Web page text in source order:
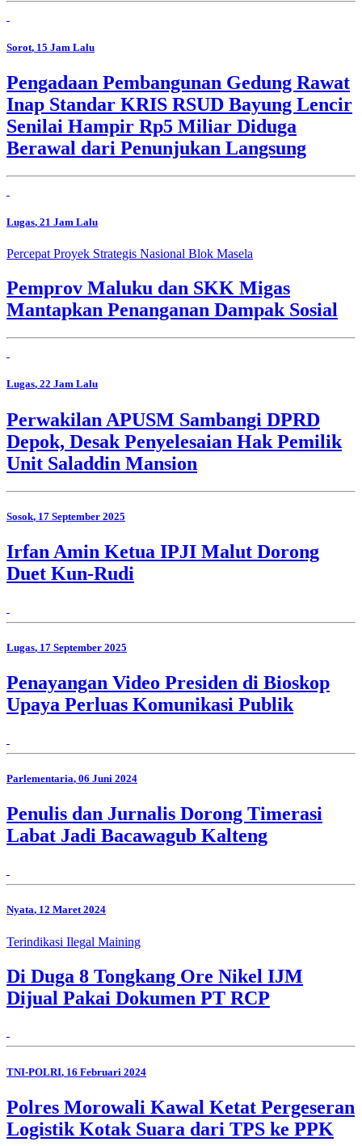
Sorot, 15 Jam Lalu
Pengadaan Pembangunan Gedung Rawat
Inap Standar KRIS RSUD Bayung Lencir
Senilai Hampir Rp5 Miliar Diduga
Berawal dari Penunjukan Langsung
Lugas, 21 Jam Lalu
Percepat Proyek Strategis Nasional Blok Masela
Pemprov Maluku dan SKK Migas
Mantapkan Penanganan Dampak Sosial
Lugas, 22 Jam Lalu
Perwakilan APUSM Sambangi DPRD
Depok, Desak Penyelesaian Hak Pemilik
Unit Saladdin Mansion
Sosok, 17 September 2025
Irfan Amin Ketua IPJI Malut Dorong
Duet Kun-Rudi
Lugas, 17 September 2025
Penayangan Video Presiden di Bioskop
Upaya Perluas Komunikasi Publik
Parlementaria, 06 Juni 2024
Penulis dan Jurnalis Dorong Timerasi
Labat Jadi Bacawagub Kalteng
Nyata, 12 Maret 2024
Terindikasi Ilegal Maining
Di Duga 8 Tongkang Ore Nikel IJM
Dijual Pakai Dokumen PT RCP
TNI-POLRI, 16 Februari 2024
Polres Morowali Kawal Ketat Pergeseran
Logistik Kotak Suara dari TPS ke PPK